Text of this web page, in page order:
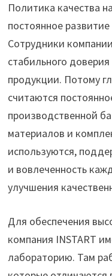
Политика качества
постоянное
Сотрудники
стабильного
продукции. Потому
считаются
производственной
материалов и
используются,
и вовлеченность
улучшения
Для обеспечения
компания INSTART
лабораторию. Там